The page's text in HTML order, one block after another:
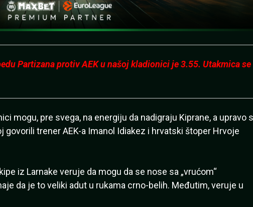
Partizana protiv AEK u našoj kladionici je 3.55. Utakmica se
mogu, pre svega, na energiju da nadigraju Kiprane, a upravo
trener AEK-a Imanol Idiakez i hrvatski štoper Hrvoje
iz Larnake veruje da mogu da se nose sa „vrućom“
da je to veliki adut u rukama crno-belih. Međutim, veruje u